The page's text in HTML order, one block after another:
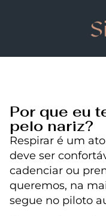
Por que eu
pelo nariz?
Respirar é um
deve ser
cadenciar ou
queremos, na
segue no piloto